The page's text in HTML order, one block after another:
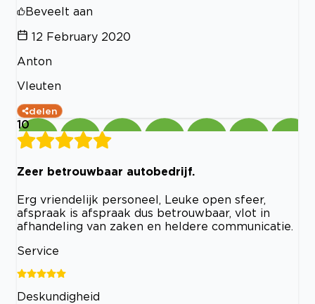
Beveelt aan
12 February 2020
Anton
Vleuten
delen
10
Zeer betrouwbaar autobedrijf.
Erg vriendelijk personeel, Leuke open sfeer,
afspraak is afspraak dus betrouwbaar, vlot in
afhandeling van zaken en heldere communicatie.
Service
Deskundigheid